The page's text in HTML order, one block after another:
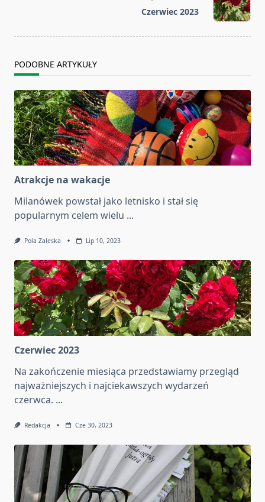
Czerwiec 2023
PODOBNE ARTYKUŁY
Atrakcje na wakacje
Milanówek powstał jako letnisko i stał się
popularnym celem wielu ...
Pola Zaleska Lip 10, 2023
Czerwiec 2023
Na zakończenie miesiąca przedstawiamy przegląd
najważniejszych i najciekawszych wydarzeń
czerwca. ...
Redakcja Cze 30, 2023